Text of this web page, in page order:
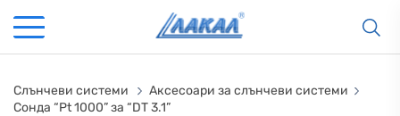
Слънчеви системи
Аксесоари за слънчеви системи
Сонда “Pt 1000” за “DT 3.1”